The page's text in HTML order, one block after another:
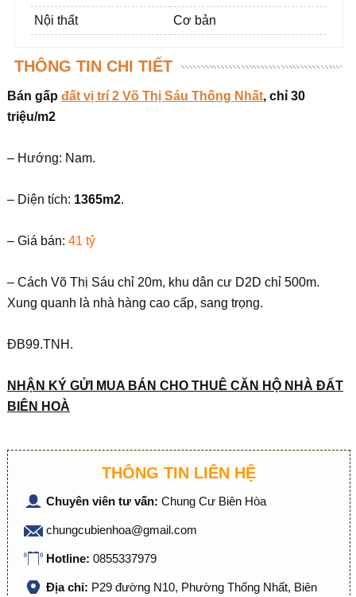
Nội thất Cơ bản
THÔNG TIN CHI TIẾT
Bán gấp đất vị trí 2 Võ Thị Sáu Thống Nhất, chỉ 30
triệu/m2
– Hướng: Nam.
– Diện tích: 1365m2.
– Giá bán: 41 tỷ
– Cách Võ Thị Sáu chỉ 20m, khu dân cư D2D chỉ 500m.
Xung quanh là nhà hàng cao cấp, sang trọng.
ĐB99.TNH.
NHẬ N KÝ GỬI MUA BÁN CHO THUÊ CĂ N HỘNHÀ ĐẤT
BIÊN HOÀ
THÔNG TIN LIÊN HỆ
Chuyên viên tư vấn: Chung Cư Biên Hòa
chungcubienhoa@gmail.com
Hotline: 0855337979
Địa chỉ: P29 đường N10, Phường Thống Nhất, Biên